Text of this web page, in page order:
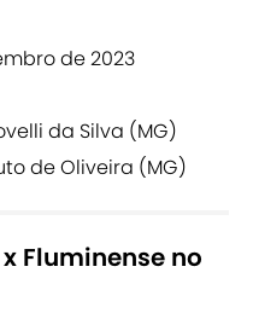
de 2023
da Silva (MG)
de Oliveira (MG)
Fluminense no